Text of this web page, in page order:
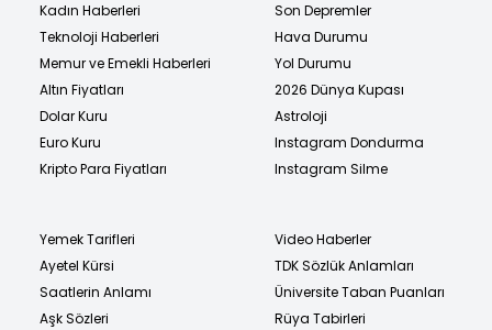
Kadın Haberleri
Teknoloji Haberleri
Memur ve Emekli Haberleri
Altın Fiyatları
Dolar Kuru
Euro Kuru
Kripto Para Fiyatları
Son Depremler
Hava Durumu
Yol Durumu
2026 Dünya Kupası
Astroloji
Instagram Dondurma
Instagram Silme
Yemek Tarifleri
Ayetel Kürsi
Saatlerin Anlamı
Aşk Sözleri
Video Haberler
TDK Sözlük Anlamları
Üniversite Taban Puanları
Rüya Tabirleri